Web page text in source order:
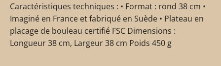
Caractéristiques techniques : • Format : rond 38 cm •
Imaginé en France et fabriqué en Suède • Plateau en
placage de bouleau certifié FSC Dimensions :
Longueur 38 cm, Largeur 38 cm Poids 450 g